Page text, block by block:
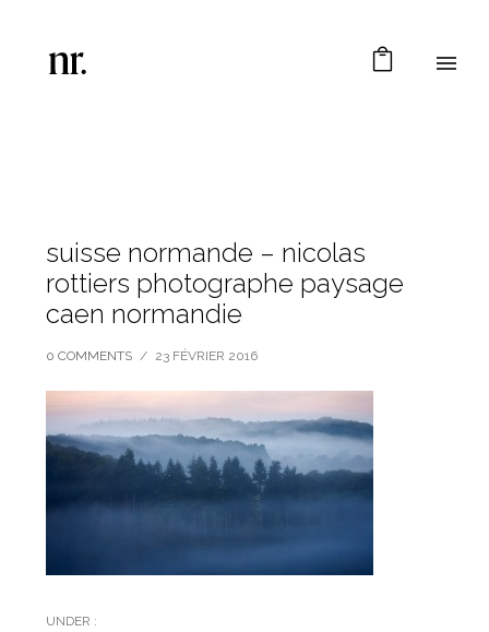
suisse normande – nicolas
rottiers photographe paysage
caen normandie
0 COMMENTS / 23 FÉVRIER 2016
UNDER :